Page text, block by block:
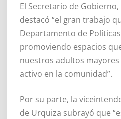
El Secretario de
destacó “el gran trabajo
Departamento de
promoviendo espacios
nuestros adultos
activo en la comunidad”.
Por su parte, la
de Urquiza subrayó que